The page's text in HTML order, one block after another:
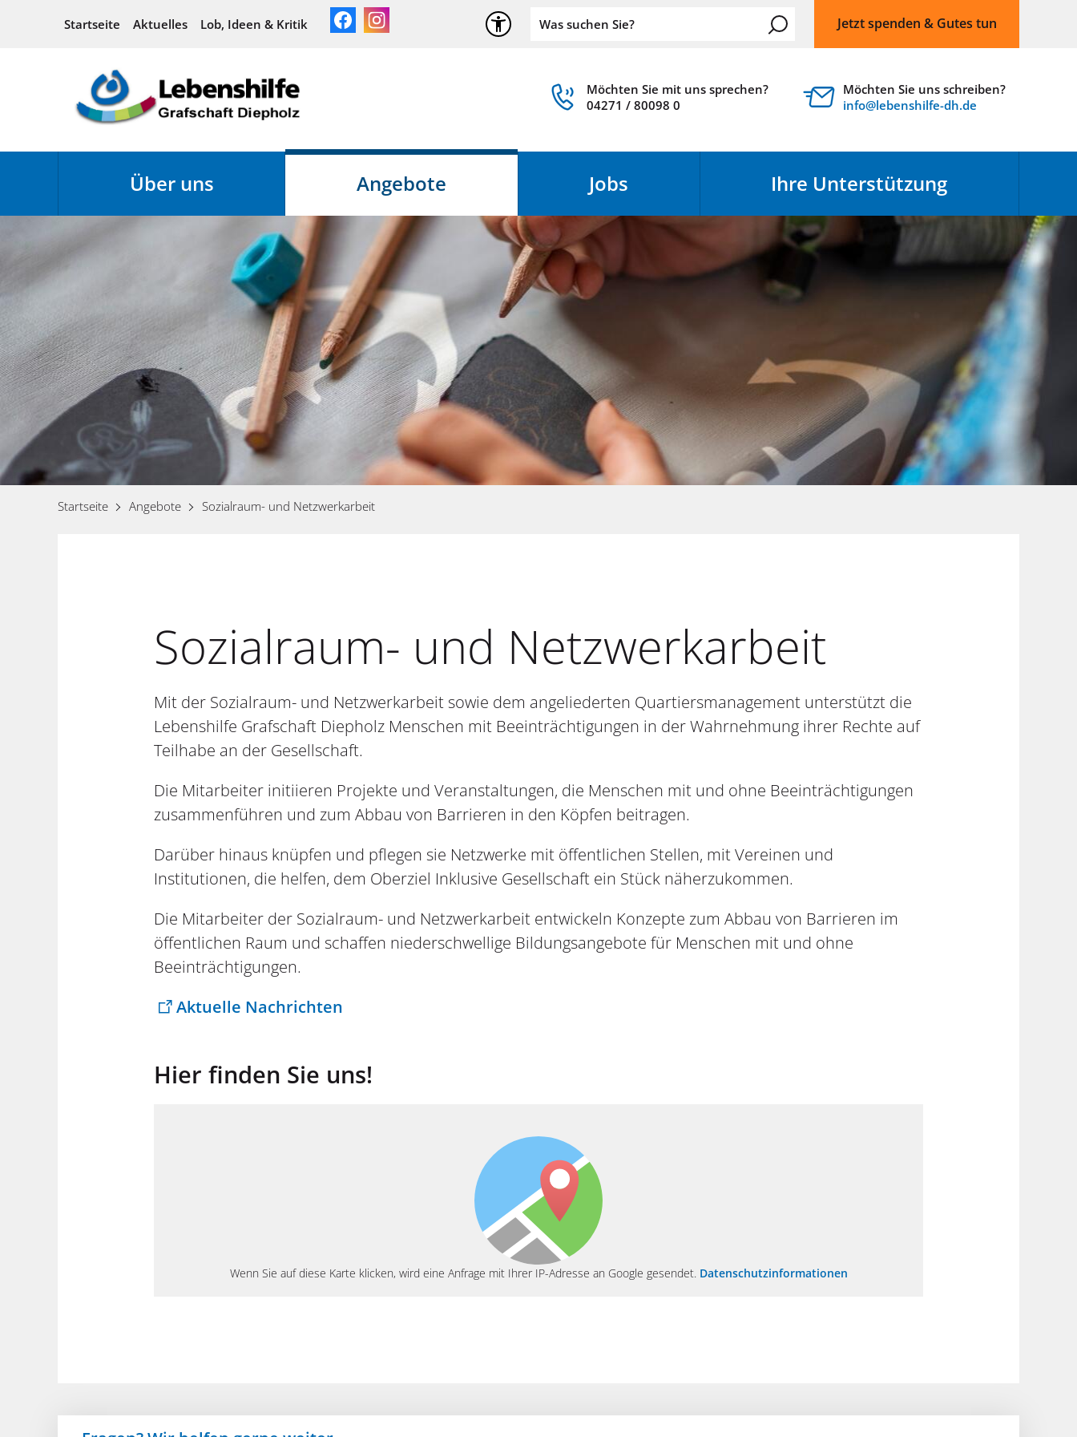
Startseite Aktuelles Lob, Ideen & Kritik Jetzt spenden & Gutes tun
Möchten Sie mit uns sprechen?
04271 / 80098 0
Möchten Sie uns schreiben?
nf
l b nsh lf -dh d
Über uns Angebote Jobs Ihre Unterstützung
Startseite Angebote Sozialraum- und Netzwerkarbeit
Sozialraum- und Netzwerkarbeit
Mit der Sozialraum- und Netzwerkarbeit sowie dem angeliederten Quartiersmanagement unterstützt die
Lebenshilfe Grafschaft Diepholz Menschen mit Beeinträchtigungen in der Wahrnehmung ihrer Rechte auf
Teilhabe an der Gesellschaft.
Die Mitarbeiter initiieren Projekte und Veranstaltungen, die Menschen mit und ohne Beeinträchtigungen
zusammenführen und zum Abbau von Barrieren in den Köpfen beitragen.
Darüber hinaus knüpfen und pflegen sie Netzwerke mit öffentlichen Stellen, mit Vereinen und
Institutionen, die helfen, dem Oberziel Inklusive Gesellschaft ein Stück näherzukommen.
Die Mitarbeiter der Sozialraum- und Netzwerkarbeit entwickeln Konzepte zum Abbau von Barrieren im
öffentlichen Raum und schaffen niederschwellige Bildungsangebote für Menschen mit und ohne
Beeinträchtigungen.
Aktuelle Nachrichten
Hier finden Sie uns!
Wenn Sie auf diese Karte klicken, wird eine Anfrage mit Ihrer IP-Adresse an Google gesendet. Datenschutzinformationen